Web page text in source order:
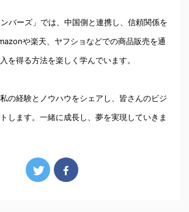
ンバーズ」では、中国側と連携し、信頼関係を
や楽天、ヤフショなどでの商品販売を通
を得る方法を楽しく学んでいます。
の経験とノウハウをシェアし、皆さんのビジ
します。一緒に成長し、夢を実現していきま